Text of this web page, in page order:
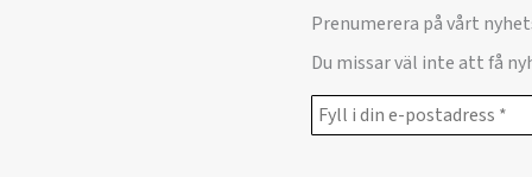
Prenumerera på vårt
Du missar väl inte att få